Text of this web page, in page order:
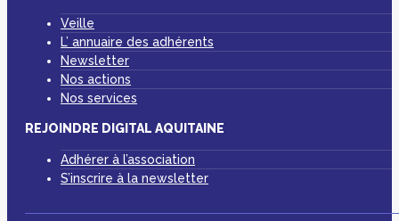
Veille
L’ annuaire des adhérents
Newsletter
Nos actions
Nos services
REJOINDRE DIGITAL AQUITAINE
Adhérer à l’association
S’inscrire à la newsletter